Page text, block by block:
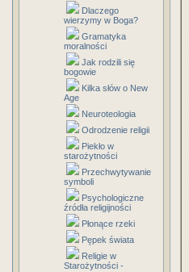
Dlaczego
wierzymy w Boga?
Gramatyka
moralności
Jak rodzili się
bogowie
Kilka słów o New
Age
Neuroteologia
Odrodzenie religii
Piekło w
starożytności
Przechwytywanie
symboli
Psychologiczne
źródła religijności
Płonące rzeki
Pępek świata
Religie w
Starożytności -